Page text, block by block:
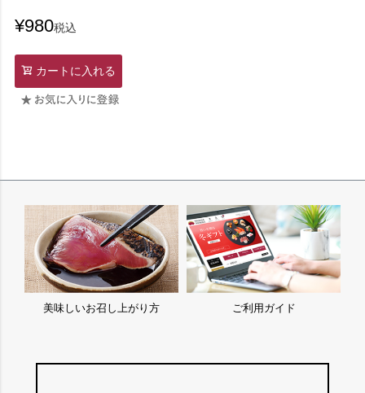
¥980税込
カートに入れる
美味しいお召し上がり方 ご利用ガイド